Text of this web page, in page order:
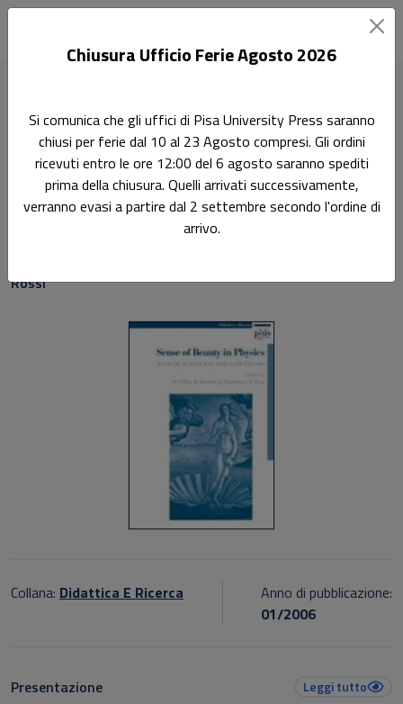
Ricerca
Sense of Beauty in Physics
A volume in honour of Adriano Di Giacomo
Rossi
Collana: Didattica E Ricerca
Anno di pubblicazione:
01/2006
Presentazione Leggi tutto
Chiusura Ufficio Ferie Agosto 2026
Si comunica che gli uffici di Pisa University Press saranno
chiusi per ferie dal 10 al 23 Agosto compresi. Gli ordini
ricevuti entro le ore 12:00 del 6 agosto saranno spediti
prima della chiusura. Quelli arrivati successivamente,
verranno evasi a partire dal 2 settembre secondo l'ordine di
arrivo.